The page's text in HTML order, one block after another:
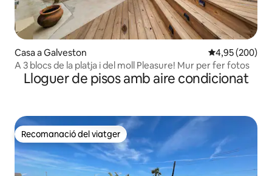
Casa a Galveston 4,95 de
4,95 (200)
A 3 blocs de la platja i del moll Pleasure! Mur per fer fotos
Lloguer de pisos amb aire condicionat
Recomanació del viatger
Recomanació del viatger